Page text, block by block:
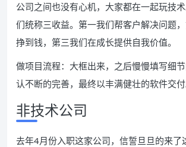
公司之间也没有心机，大家都在一起玩技
们统称三收益。第一我们帮客户解决问题
挣到钱，第三我们在成长提供自我价值。
做项目流程：大框出来，之后慢慢填写细
认不断的完善，最终以丰满健壮的软件交付
非技术公司
去年4月份入职这家公司，信誓旦旦的来了